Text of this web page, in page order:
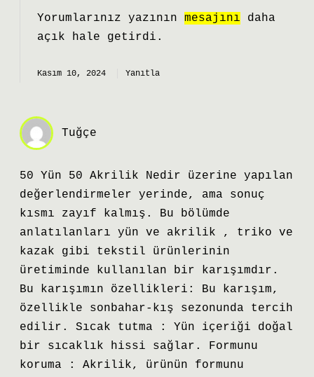
Yorumlarınız yazının mesajını daha
açık hale getirdi.
Kasım 10, 2024 Yanıtla
Tuğçe
50 Yün 50 Akrilik Nedir üzerine yapılan
değerlendirmeler yerinde, ama sonuç
kısmı zayıf kalmış. Bu bölümde
anlatılanları yün ve akrilik , triko ve
kazak gibi tekstil ürünlerinin
üretiminde kullanılan bir karışımdır.
Bu karışımın özellikleri: Bu karışım,
özellikle sonbahar-kış sezonunda tercih
edilir. Sıcak tutma : Yün içeriği doğal
bir sıcaklık hissi sağlar. Formunu
koruma : Akrilik, ürünün formunu